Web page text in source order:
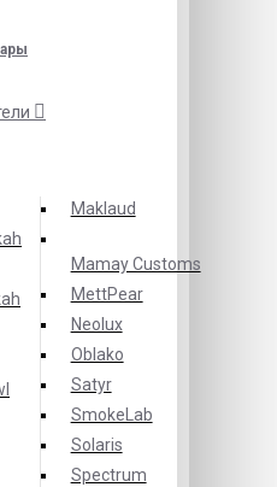
Maklaud
Mamay Customs
MettPear
Neolux
Oblako
Satyr
SmokeLab
Solaris
Spectrum